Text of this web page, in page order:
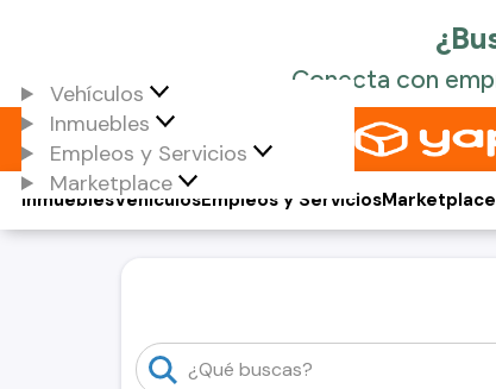
Vehículos
Inmuebles
Empleos y Servicios
Marketplace
Vehículos
Inmuebles Empleos y ServiciosMarketplace